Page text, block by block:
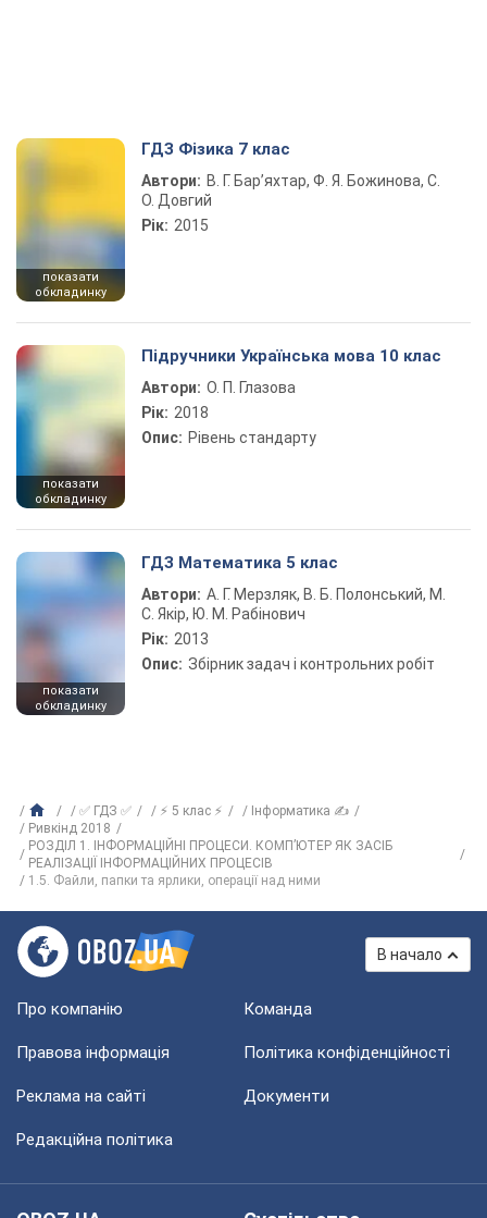
показати
обкладинку
ГДЗ Фізика 7 клас
Автори: В. Г. Бар’яхтар, Ф. Я. Божинова, С.
О. Довгий
Рік: 2015
показати
обкладинку
Підручники Українська мова 10 клас
Автори: О. П. Глазова
Рік: 2018
Опис: Рівень стандарту
показати
обкладинку
ГДЗ Математика 5 клас
Автори: А. Г. Мерзляк, В. Б. Полонський, М.
С. Якір, Ю. М. Рабінович
Рік: 2013
Опис: Збірник задач і контрольних робіт
✅ ГДЗ ✅ ⚡ 5 клас ⚡
Інформатика ✍
Ривкінд 2018
РОЗДІЛ 1. ІНФОРМАЦІЙНІ ПРОЦЕСИ. КОМП’ЮТЕР ЯК ЗАСІБ
РЕАЛІЗАЦІЇ ІНФОРМАЦІЙНИХ ПРОЦЕСІВ
1.5. Файли, папки та ярлики, операції над ними
В начало
Про компанію Команда
Правова інформація Політика конфіденційності
Реклама на сайті Документи
Редакційна політика